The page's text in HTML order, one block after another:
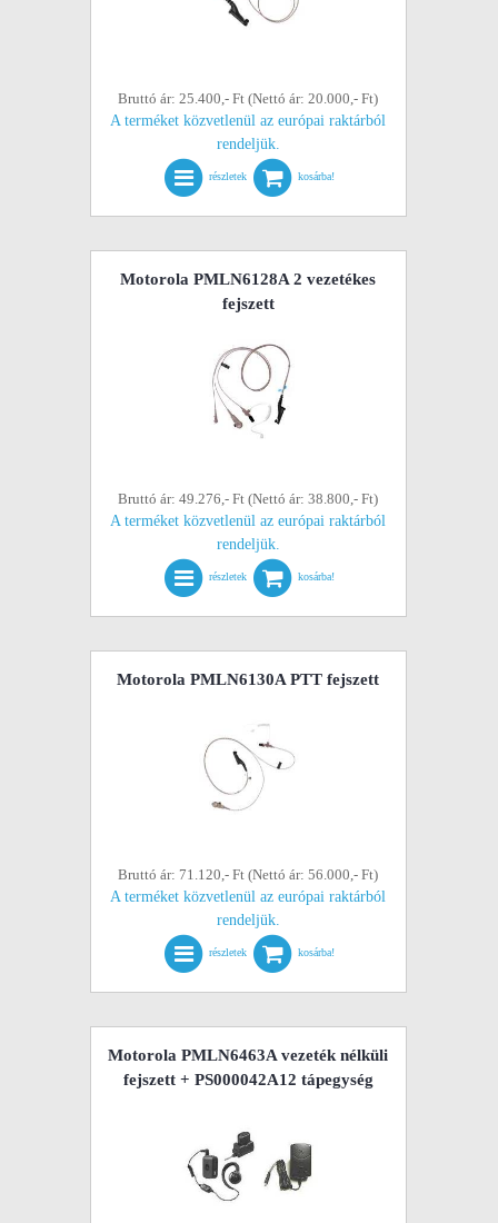
Bruttó ár: 25.400,- Ft (Nettó ár: 20.000,- Ft)
A terméket közvetlenül az európai raktárból
rendeljük.
részletek kosárba!
Motorola PMLN6128A 2 vezetékes
fejszett
Bruttó ár: 49.276,- Ft (Nettó ár: 38.800,- Ft)
A terméket közvetlenül az európai raktárból
rendeljük.
részletek kosárba!
Motorola PMLN6130A PTT fejszett
Bruttó ár: 71.120,- Ft (Nettó ár: 56.000,- Ft)
A terméket közvetlenül az európai raktárból
rendeljük.
részletek kosárba!
Motorola PMLN6463A vezeték nélküli
fejszett + PS000042A12 tápegység